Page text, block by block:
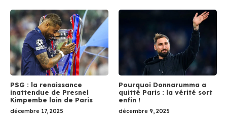
PSG : la renaissance
inattendue de Presnel
Kimpembe loin de Paris
décembre 17, 2025
Pourquoi Donnarumma a
quitté Paris : la vérité sort
enfin !
décembre 9, 2025